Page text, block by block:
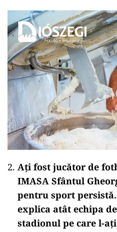
Ați fost jucător de
IMASA Sfântul
pentru sport
explica atât echipa
stadionul pe care l-